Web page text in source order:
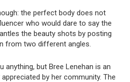
the perfect body does not
who would dare to say the
the beauty shots by posting
from two different angles.
anything, but Bree Lenehan is an
by her community. The